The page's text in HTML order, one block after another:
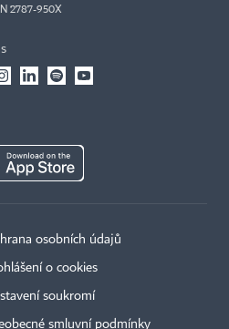
2787-950X
osobních údajů
o cookies
soukromí
smluvní podmínky